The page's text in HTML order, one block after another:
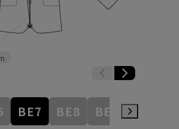
BE7 BE8 BE9 BE10